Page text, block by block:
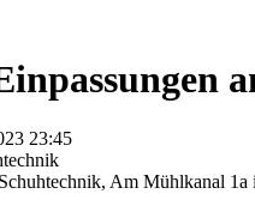
23:45
Am Mühlkanal 1a